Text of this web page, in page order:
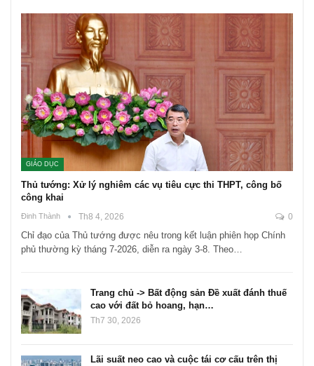
GIÁO DỤC
Thủ tướng: Xử lý nghiêm các vụ tiêu cực thi THPT, công bố
công khai
Đinh Thành Th8 4, 2026 0
Chỉ đạo của Thủ tướng được nêu trong kết luận phiên họp Chính
phủ thường kỳ tháng 7-2026, diễn ra ngày 3-8. Theo…
Trang chủ -> Bất động sản Đề xuất đánh thuế
cao với đất bỏ hoang, hạn…
Th7 30, 2026
Lãi suất neo cao và cuộc tái cơ cấu trên thị